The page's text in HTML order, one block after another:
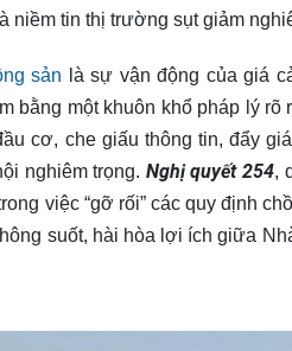
niềm tin thị trường sụt giảm
sản là sự vận động của giá
bằng một khuôn khổ pháp lý rõ
cơ, che giấu thông tin, đẩy
nghiêm trọng. Nghị quyết 254,
việc “gỡ rối” các quy định
suốt, hài hòa lợi ích giữa